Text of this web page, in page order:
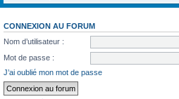
CONNEXION AU FORUM
Nom d’utilisateur :
Mot de passe :
J’ai oublié mon mot de passe